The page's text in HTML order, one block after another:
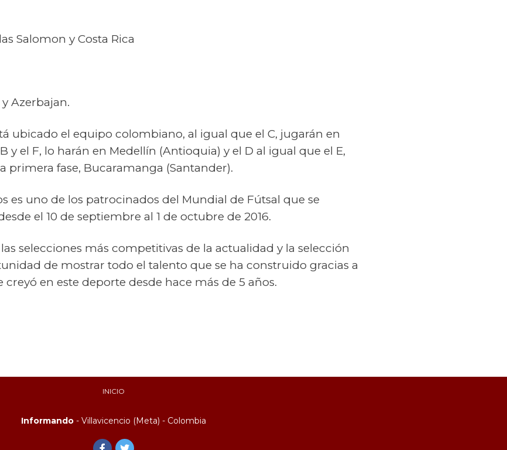
Salomon y Costa Rica
Azerbajan.
ubicado el equipo colombiano, al igual que el C, jugarán en
y el F, lo harán en Medellín (Antioquia) y el D al igual que el E,
primera fase, Bucaramanga (Santander).
es uno de los patrocinados del Mundial de Fútsal que se
el 10 de septiembre al 1 de octubre de 2016.
selecciones más competitivas de la actualidad y la selección
de mostrar todo el talento que se ha construido gracias a
creyó en este deporte desde hace más de 5 años.
INICIO
Informando - Villavicencio (Meta) - Colombia